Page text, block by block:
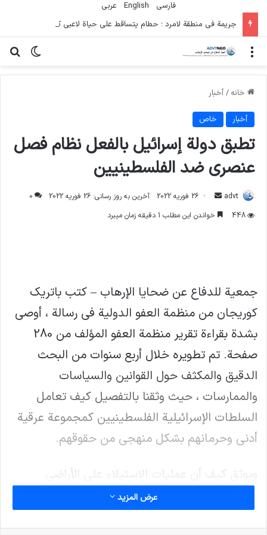
فارسی English
عربي
تغییر منو
خانه / أخبار
أخبار خاص
تطبق دولة إسرائيل بالفعل نظام فصل
عنصري ضد الفلسطينيين
advt
ارسال
ایمیل
26 فوریه 2022 آخرین به روز رسانی: 26 فوریه 2022
0
448
خواندن این مطلب 1 دقیقه زمان میبرد
جمعية للدفاع عن ضحايا الإرهاب – كتب باتريك
كوريجان من منظمة العفو الدولية في رسالة ، أوصي
بشدة بقراءة تقرير منظمة العفو المؤلف من 280
صفحة. تم تطويره خلال أربع سنوات من البحث
الدقيق والمكثف حول القوانين والسياسات
والممارسات ، حيث وثقنا بالتفصيل كيف تعامل
السلطات الإسرائيلية الفلسطينيين كمجموعة عرقية
أدنى وحرمانهم بشكل منهجي من حقوقهم.
ويوثق كيف أن عمليات الاستيلاء على الأراضي
والممتلكات الفلسطينية ، وعمليات القتل غير
عرض المزيد